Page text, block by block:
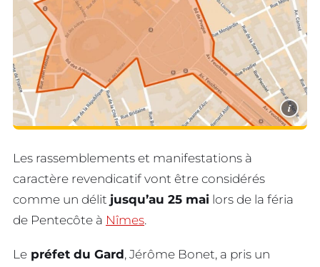
i
Les rassemblements et manifestations à
caractère revendicatif vont être considérés
comme un délit jusqu’au 25 mai lors de la féria
de Pentecôte à Nîmes.
Le préfet du Gard, Jérôme Bonet, a pris un